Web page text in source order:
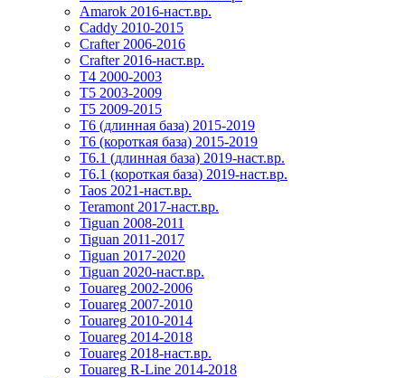
Amarok 2016-наст.вр.
Caddy 2010-2015
Crafter 2006-2016
Crafter 2016-наст.вр.
T4 2000-2003
T5 2003-2009
T5 2009-2015
T6 (длинная база) 2015-2019
Т6 (короткая база) 2015-2019
T6.1 (длинная база) 2019-наст.вр.
T6.1 (короткая база) 2019-наст.вр.
Taos 2021-наст.вр.
Teramont 2017-наст.вр.
Tiguan 2008-2011
Tiguan 2011-2017
Tiguan 2017-2020
Tiguan 2020-наст.вр.
Touareg 2002-2006
Touareg 2007-2010
Touareg 2010-2014
Touareg 2014-2018
Touareg 2018-наст.вр.
Touareg R-Line 2014-2018